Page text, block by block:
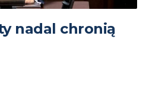
nadal chronią